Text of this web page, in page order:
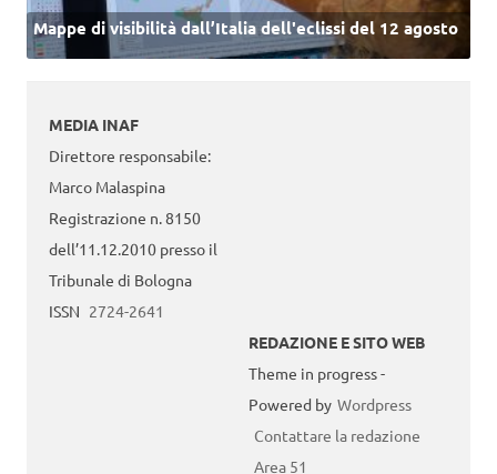
Mappe di visibilità dall’Italia dell'eclissi del 12 agosto
MEDIA INAF
Direttore responsabile:
Marco Malaspina
Registrazione n. 8150
dell’11.12.2010 presso il
Tribunale di Bologna
ISSN 2724-2641
REDAZIONE E SITO WEB
Theme in progress -
Powered by Wordpress
Contattare la redazione
Area 51